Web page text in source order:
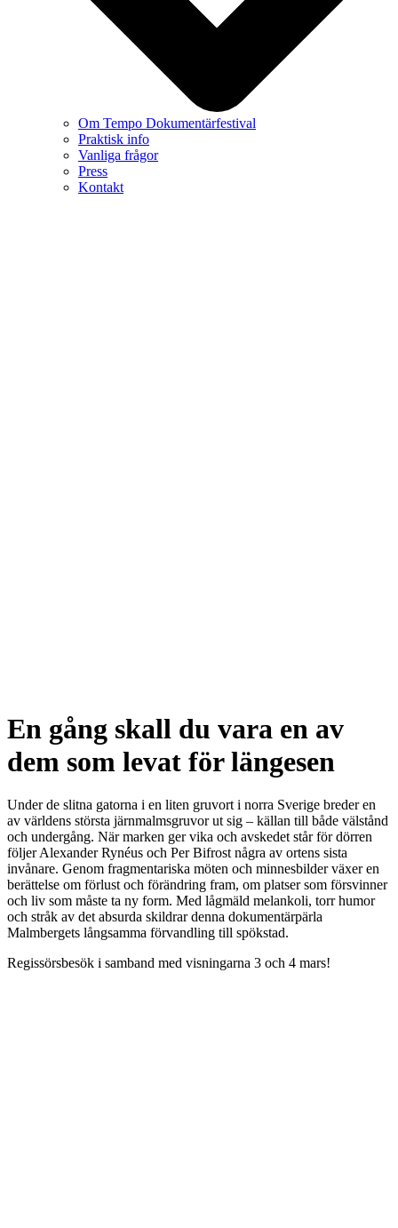
Om Tempo Dokumentärfestival
Praktisk info
Vanliga frågor
Press
Kontakt
En gång skall du vara en av
dem som levat för längesen
Under de slitna gatorna i en liten gruvort i norra Sverige breder en
av världens största järnmalmsgruvor ut sig – källan till både välstånd
och undergång. När marken ger vika och avskedet står för dörren
följer Alexander Rynéus och Per Bifrost några av ortens sista
invånare. Genom fragmentariska möten och minnesbilder växer en
berättelse om förlust och förändring fram, om platser som försvinner
och liv som måste ta ny form. Med lågmäld melankoli, torr humor
och stråk av det absurda skildrar denna dokumentärpärla
Malmbergets långsamma förvandling till spökstad.
Regissörsbesök i samband med visningarna 3 och 4 mars!